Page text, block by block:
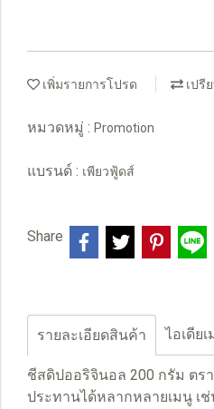
เพิ่มรายการโปรด เปรี
หมวดหมู่ : Promotion
แบรนด์ : เพียวฟู้ดส์
Share
รายละเอียดสินค้า ไอเดีย
ชีสดิปออริจินอล 200 กรัม ตร
ประทานได้หลากหลายเมนู เช่